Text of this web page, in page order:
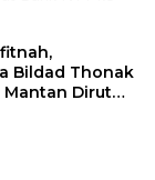
Bildad Thonak
Dirut